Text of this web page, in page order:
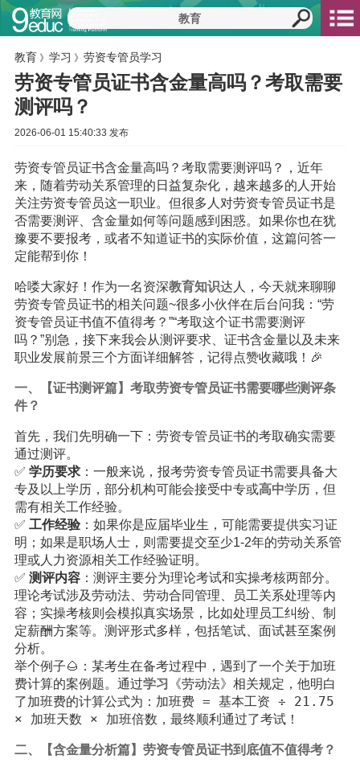
教育 》 学习 》 劳资专管员学习
劳资专管员证书含金量高吗？考取需要
测评吗？
2026-06-01 15:40:33 发布
劳资专管员证书含金量高吗？考取需要测评吗？，近年
来，随着劳动关系管理的日益复杂化，越来越多的人开始
关注劳资专管员这一职业。但很多人对劳资专管员证书是
否需要测评、含金量如何等问题感到困惑。如果你也在犹
豫要不要报考，或者不知道证书的实际价值，这篇问答一
定能帮到你！
哈喽大家好！作为一名资深教育知识达人，今天就来聊聊
劳资专管员证书的相关问题~很多小伙伴在后台问我：“劳
资专管员证书值不值得考？”“考取这个证书需要测评
吗？”别急，接下来我会从测评要求、证书含金量以及未来
职业发展前景三个方面详细解答，记得点赞收藏哦！🎉
一、【证书测评篇】考取劳资专管员证书需要哪些测评条
件？
首先，我们先明确一下：劳资专管员证书的考取确实需要
通过测评。
✅ 学历要求：一般来说，报考劳资专管员证书需要具备大
专及以上学历，部分机构可能会接受中专或高中学历，但
需有相关工作经验。
✅ 工作经验：如果你是应届毕业生，可能需要提供实习证
明；如果是职场人士，则需要提交至少1-2年的劳动关系管
理或人力资源相关工作经验证明。
✅ 测评内容：测评主要分为理论考试和实操考核两部分。
理论考试涉及劳动法、劳动合同管理、员工关系处理等内
容；实操考核则会模拟真实场景，比如处理员工纠纷、制
定薪酬方案等。测评形式多样，包括笔试、面试甚至案例
分析。
举个例子🌰：某考生在备考过程中，遇到了一个关于加班
费计算的案例题。通过学习
《劳动法》相关规定，他明白
了加班费的计算公式为： 加班费 = 基本工资 ÷ 21.75
× 加班天数 × 加班倍数 ，最终顺利通过了考试！
二、【含金量分析篇】劳资专管员证书到底值不值得考？